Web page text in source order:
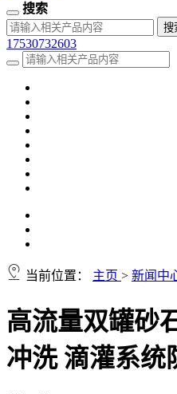
搜索
17530732603
当前位置： 主页 > 新闻中
高流量双罐砂
冲洗 滴灌系统